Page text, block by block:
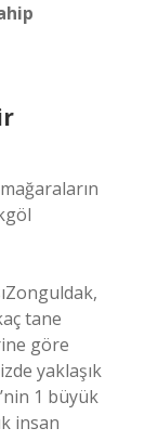
tane
göre
yaklaşık
1 büyük
insan